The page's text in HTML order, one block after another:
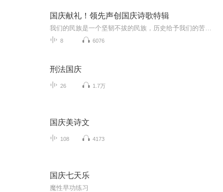
国庆献礼！领先声创国庆诗歌特辑
8 6076
刑法国庆
26 1.7万
国庆美诗文
108 4173
国庆七天乐
魔性早功练习